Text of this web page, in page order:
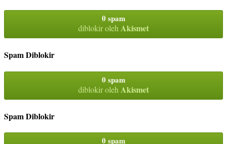
0 spam
diblokir olehAkismet
Spam Diblokir
0 spam
diblokir oleh Akismet
Spam Diblokir
0 spam